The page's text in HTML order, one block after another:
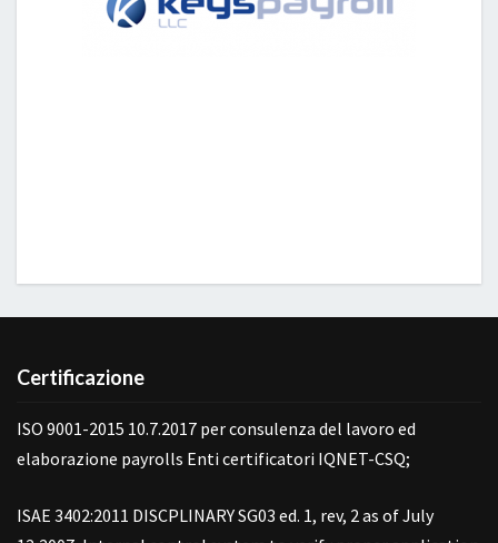
Certificazione
ISO 9001-2015 10.7.2017 per consulenza del lavoro ed
elaborazione payrolls Enti certificatori IQNET-CSQ;
ISAE 3402:2011 DISCPLINARY SG03 ed. 1, rev, 2 as of July